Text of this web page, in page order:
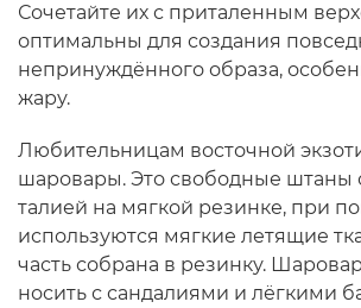
Сочетайте их с приталенным
оптимальны для создания
непринуждённого образа,
жару.
Любительницам восточной
шаровары. Это свободные штаны
талией на мягкой резинке, при
используются мягкие летящие
часть собрана в резинку.
носить с сандалиями и лёгкими